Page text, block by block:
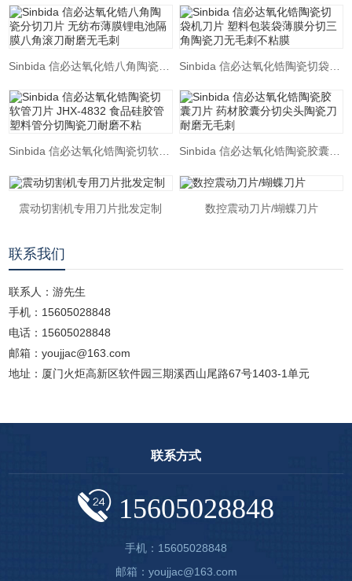
Sinbida 信必达氧化锆陶瓷切软管刀片 JHX-4832 食品硅胶管塑料管分切陶瓷刀耐磨不粘 Sinbida 信必达氧化锆陶瓷胶囊刀片 药材胶囊分切尖头陶瓷刀耐磨无毛刺
震动切割机专用刀片批发定制 数控震动刀片/蝴蝶刀片
联系我们
联系人：游先生
手机：15605028848
电话：15605028848
邮箱：youjjac@163.com
地址：厦门火炬高新区软件园三期溪西山尾路67号1403-1单元
联系方式
15605028848
手机：15605028848
邮箱：youjjac@163.com